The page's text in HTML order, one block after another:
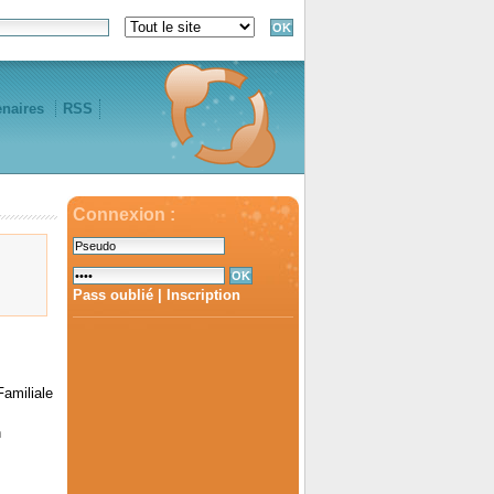
RSS
Connexion :
Pass oublié Inscription